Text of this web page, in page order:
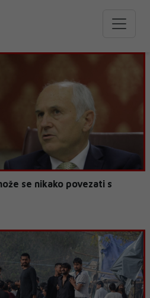
se nikako povezati s